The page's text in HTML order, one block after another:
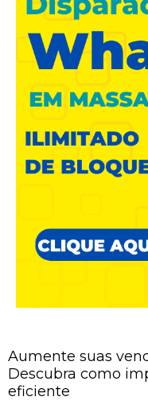
Aumente suas
Descubra como
eficiente